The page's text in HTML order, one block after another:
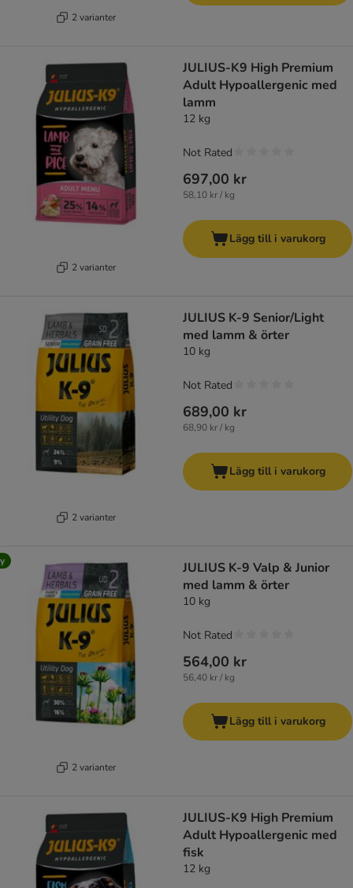
2 varianter
2 varianter
JULIUS-K9 High Premium
Adult Hypoallergenic med
lamm
12 kg
697,00 kr
58,10 kr / kg
Not Rated
Lägg till i varukorg
2 varianter
JULIUS K-9 Senior/Light
med lamm & örter
10 kg
689,00 kr
68,90 kr / kg
Not Rated
Lägg till i varukorg
2 varianter
JULIUS K-9 Valp & Junior
med lamm & örter
10 kg
564,00 kr
56,40 kr / kg
Not Rated
Lägg till i varukorg
JULIUS-K9 High Premium
Adult Hypoallergenic med
fisk
12 kg